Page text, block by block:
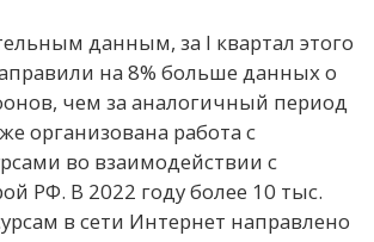
данным, за I квартал этого
на 8% больше данных о
чем за аналогичный период
организована работа с
во взаимодействии с
РФ. В 2022 году более 10 тыс.
в сети Интернет направлено